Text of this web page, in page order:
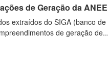
de Geração da
extraídos do SIGA (banco
de geração de...